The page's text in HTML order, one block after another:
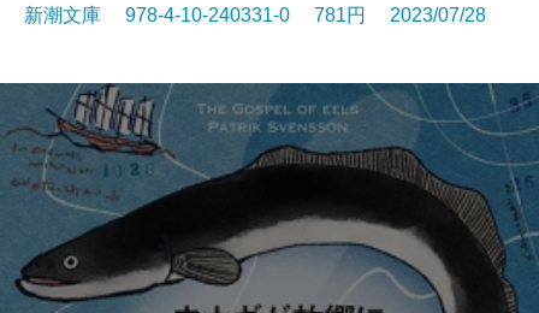
新潮文庫 978-4-10-240331-0 781円 2023/07/28